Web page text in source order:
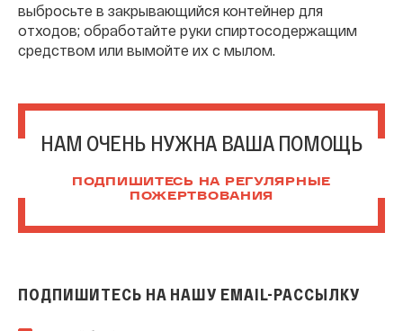
выбросьте в закрывающийся контейнер для
отходов; обработайте руки спиртосодержащим
средством или вымойте их с мылом.
НАМ ОЧЕНЬ НУЖНА ВАША ПОМОЩЬ
ПОДПИШИТЕСЬ НА РЕГУЛЯРНЫЕ
ПОЖЕРТВОВАНИЯ
ПОДПИШИТЕСЬ НА НАШУ EMAIL-РАССЫЛКУ